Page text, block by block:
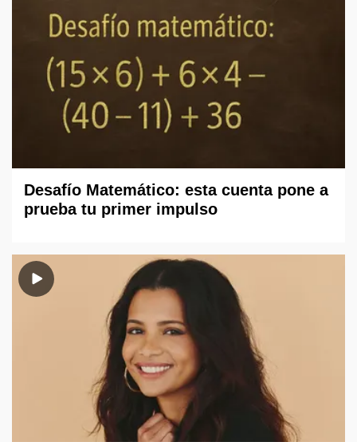
Desafío Matemático: esta cuenta pone a
prueba tu primer impulso